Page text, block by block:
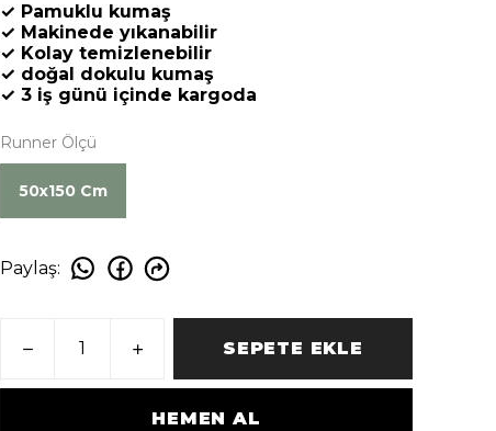
✓ Pamuklu kumaş
✓ Makinede yıkanabilir
✓ Kolay temizlenebilir
✓ doğal dokulu kumaş
✓ 3 iş günü içinde kargoda
Runner Ölçü
50x150 Cm
Paylaş:
SEPETE EKLE
HEMEN AL